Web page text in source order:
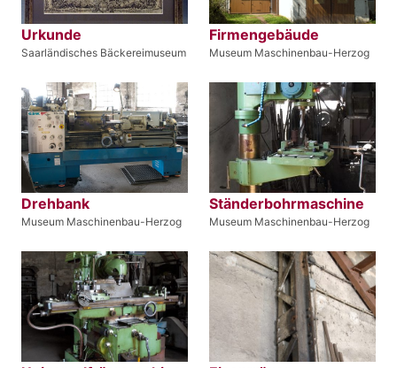
Urkunde
Saarländisches Bäckereimuseum
Firmengebäude
Museum Maschinenbau-Herzog
Drehbank
Museum Maschinenbau-Herzog
Ständerbohrmaschine
Museum Maschinenbau-Herzog